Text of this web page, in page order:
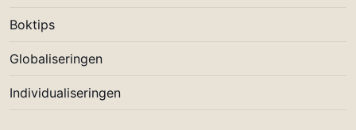
Boktips
Globaliseringen
Individualiseringen